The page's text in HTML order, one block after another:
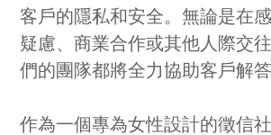
客戶的隱私和安全。無論是在
疑慮、商業合作或其他人際交
們的團隊都將全力協助客戶解答
作為一個專為女性設計的徵信